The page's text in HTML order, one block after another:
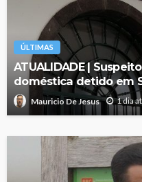
ÚLTIMAS
ATUALIDADE |
doméstica detido em
Mauricio De Jesus 1 dia